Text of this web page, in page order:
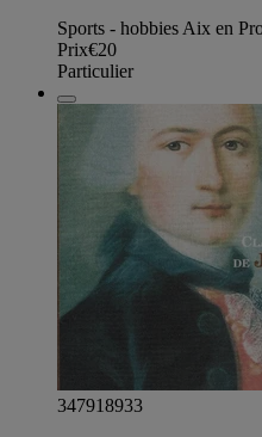
Sports - hobbies Aix en
Prix€20
Particulier
347918933